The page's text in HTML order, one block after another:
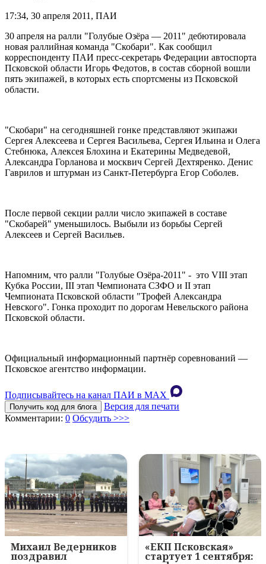
17:34, 30 апреля 2011, ПАИ
30 апреля на ралли "Голубые Озёра — 2011" дебютировала
новая раллийная команда "Скобари". Как сообщил
корреспонденту ПАИ пресс-секретарь Федерации автоспорта
Псковской области Игорь Федотов, в состав сборной вошли
пять экипажей, в которых есть спортсмены из Псковской
области.
"Скобари" на сегодняшней гонке представляют экипажи
Сергея Алексеева и Сергея Васильева, Сергея Ильина и Олега
Стебнюка, Алексея Блохина и Екатерины Медведевой,
Александра Горланова и москвич Сергей Дехтяренко. Денис
Гаврилов и штурман из Санкт-Петербурга Егор Соболев.
После первой секции ралли число экипажей в составе
"Скобарей" уменьшилось. Выбыли из борьбы Сергей
Алексеев и Сергей Васильев.
Напомним, что ралли "Голубые Озёра-2011" - это VIII этап
Кубка России, III этап Чемпионата CЗФО и II этап
Чемпионата Псковской области "Трофей Александра
Невского". Гонка проходит по дорогам Невельского района
Псковской области.
Официальный информационный партнёр соревнований —
Псковское агентство информации.
Подписывайтесь на канал ПАИ в MAХ
Получить код для блога
Версия для печати
Комментарии: 0 Обсудить >>>
Михаил Ведерников
поздравил
«ЕКП Псковская»
стартует 1 сентября: